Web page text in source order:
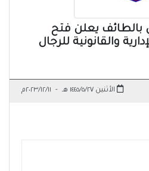
بالطائف يعلن فتح
والقانونية للرجال
الأثنين ١٤٤٥/٥/٢٧ هـ - ٢٠٢٣/١٢/١١م